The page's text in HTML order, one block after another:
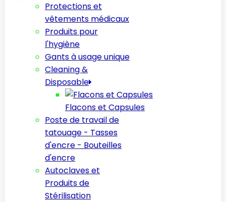
Protections et
vêtements médicaux
Produits pour
l'hygiène
Gants à usage unique
Cleaning &
Disposable
Flacons et Capsules
Poste de travail de
tatouage - Tasses
d'encre - Bouteilles
d'encre
Autoclaves et
Produits de
Stérilisation